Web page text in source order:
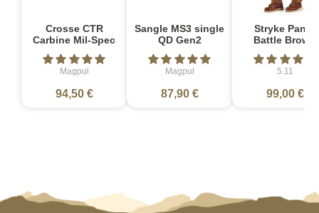
Crosse CTR
Carbine Mil-Spec
Magpul
94,50 €
Sangle MS3 single
QD Gen2
Magpul
87,90 €
Stryke Pant -
Battle Brown
5.11
99,00 €